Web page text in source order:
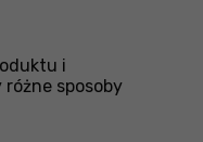
i
sposoby